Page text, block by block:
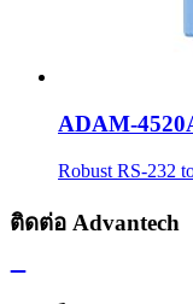
ADAM-
Robust RS-232
ติดต่อ Advantech